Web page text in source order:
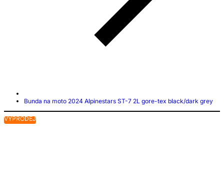
Bunda na moto 2024 Alpinestars ST-7 2L gore-tex black/dark grey
VÝPRODEJ